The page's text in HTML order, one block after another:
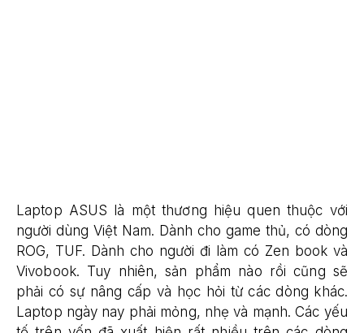
Laptop ASUS là một thương hiệu quen thuộc với
người dùng Việt Nam. Dành cho game thủ, có dòng
ROG, TUF. Dành cho người đi làm có Zen book và
Vivobook. Tuy nhiên, sản phẩm nào rồi cũng sẽ
phải có sự nâng cấp và học hỏi từ các dòng khác.
Laptop ngày nay phải mỏng, nhẹ và mạnh. Các yếu